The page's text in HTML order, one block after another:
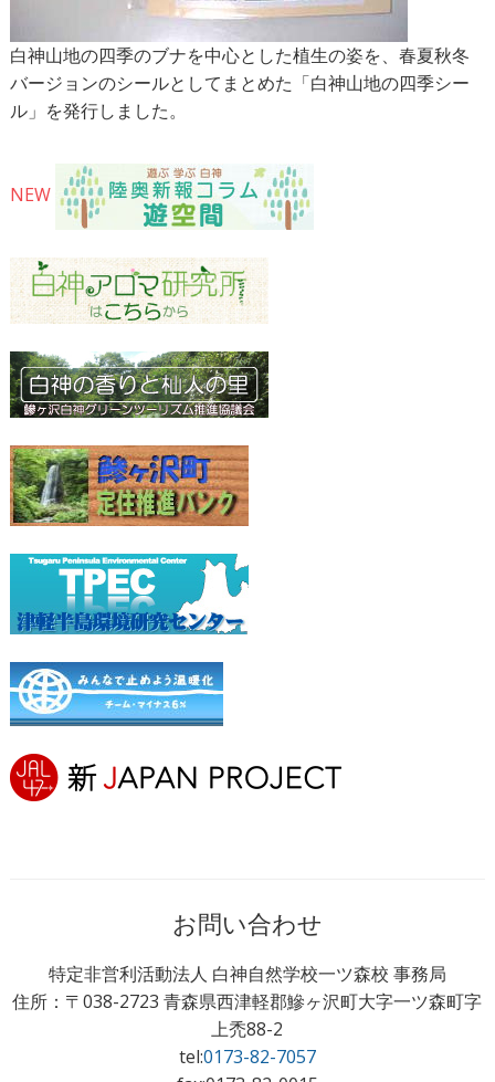
白神山地の四季のブナを中心とした植生の姿を、春夏秋冬
バージョンのシールとしてまとめた「白神山地の四季シー
ル」を発行しました。
NEW
お問い合わせ
特定非営利活動法人 白神自然学校一ツ森校 事務局
住所：〒038-2723 青森県西津軽郡鰺ヶ沢町大字一ツ森町字
上禿88-2
tel:0173-82-7057